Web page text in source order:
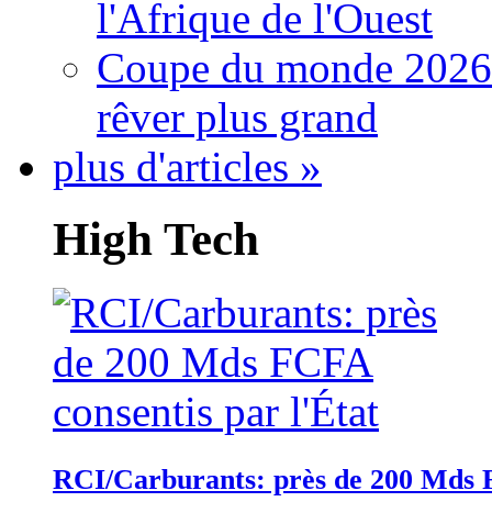
l'Afrique de l'Ouest
Coupe du monde
rêver plus grand
plus d'articles »
High Tech
RCI/Carburants: près de 200 Mds